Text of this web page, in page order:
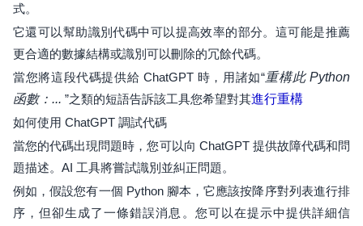
式。
它還可以幫助識別代碼中可以提高效率的部分。這可能是推薦
更合適的數據結構或識別可以刪除的冗餘代碼。
當您將這段代碼提供給 ChatGPT 時，用諸如“重構此 Python
函數：... ”之類的短語告訴該工具您希望對其進行重構
如何使用 ChatGPT 調試代碼
當您的代碼出現問題時，您可以向 ChatGPT 提供故障代碼和問
題描述。AI 工具將嘗試識別並糾正問題。
例如，假設您有一個 Python 腳本，它應該按降序對列表進行排
序，但卻生成了一條錯誤消息。您可以在提示中提供詳細信